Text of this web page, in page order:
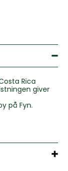
Rica
giver
på Fyn.